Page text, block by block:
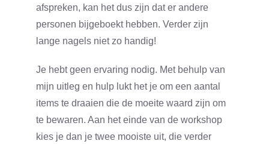
afspreken, kan het dus zijn dat er andere
personen bijgeboekt hebben. Verder zijn
lange nagels niet zo handig!
Je hebt geen ervaring nodig. Met behulp van
mijn uitleg en hulp lukt het je om een aantal
items te draaien die de moeite waard zijn om
te bewaren. Aan het einde van de workshop
kies je dan je twee mooiste uit, die verder